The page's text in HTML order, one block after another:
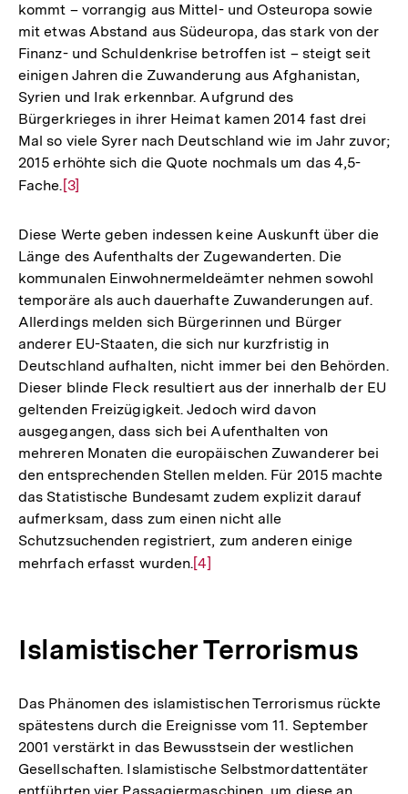
kommt – vorrangig aus Mittel- und Osteuropa sowie
mit etwas Abstand aus Südeuropa, das stark von der
Finanz- und Schuldenkrise betroffen ist – steigt seit
einigen Jahren die Zuwanderung aus Afghanistan,
Syrien und Irak erkennbar. Aufgrund des
Bürgerkrieges in ihrer Heimat kamen 2014 fast drei
Mal so viele Syrer nach Deutschland wie im Jahr zuvor;
2015 erhöhte sich die Quote nochmals um das 4,5-
Fache. Zur
der
Fußnote
[3]
Diese Werte geben indessen keine Auskunft über die
Länge des Aufenthalts der Zugewanderten. Die
kommunalen Einwohnermeldeämter nehmen sowohl
temporäre als auch dauerhafte Zuwanderungen auf.
Allerdings melden sich Bürgerinnen und Bürger
anderer EU-Staaten, die sich nur kurzfristig in
Deutschland aufhalten, nicht immer bei den Behörden.
Dieser blinde Fleck resultiert aus der innerhalb der EU
geltenden Freizügigkeit. Jedoch wird davon
ausgegangen, dass sich bei Aufenthalten von
mehreren Monaten die europäischen Zuwanderer bei
den entsprechenden Stellen melden. Für 2015 machte
das Statistische Bundesamt zudem explizit darauf
aufmerksam, dass zum einen nicht alle
Schutzsuchenden registriert, zum anderen einige
mehrfach erfasst wurden.Zur
[4]
Islamistischer Terrorismus
Das Phänomen des islamistischen Terrorismus rückte
spätestens durch die Ereignisse vom 11. September
2001 verstärkt in das Bewusstsein der westlichen
Gesellschaften. Islamistische Selbstmordattentäter
entführten vier Passagiermaschinen, um diese an